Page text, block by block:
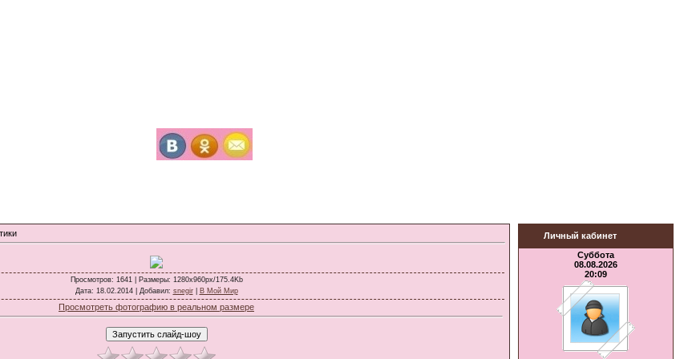
Просмотров: 1641 | Размеры: 1280x960px/175.4Kb
Дата: 18.02.2014 | Добавил: snegir| В Мой Мир
Просмотреть фотографию в реальном размере
Личный кабинет
Суббота
08.08.2026
20:09